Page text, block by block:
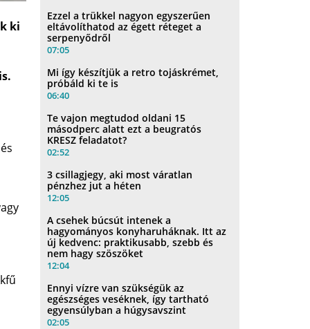
ki
Ezzel a trükkel nagyon egyszerűen
eltávolíthatod az égett réteget a
serpenyődről
07:05
Mi így készítjük a retro tojáskrémet,
próbáld ki te is
06:40
Te vajon megtudod oldani 15
másodperc alatt ezt a beugratós
KRESZ feladatot?
02:52
3 csillagjegy, aki most váratlan
pénzhez jut a héten
12:05
A csehek búcsút intenek a
hagyományos konyharuháknak. Itt az
új kedvenc: praktikusabb, szebb és
nem hagy szöszöket
12:04
Ennyi vízre van szükségük az
egészséges veséknek, így tartható
egyensúlyban a húgysavszint
02:05